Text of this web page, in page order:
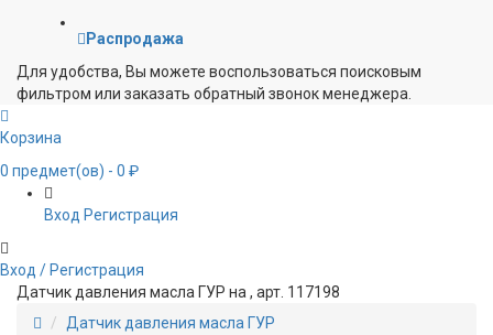
Распродажа
Для удобства, Вы можете воспользоваться поисковым
фильтром или заказать обратный звонок менеджера.
Корзина
0 предмет(ов) - 0 ₽
Вход Регистрация
Вход / Регистрация
Датчик давления масла ГУР на , арт. 117198
Датчик давления масла ГУР